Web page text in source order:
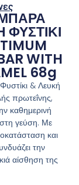
ΜΠΑΡΑ
WITH
68g
& Λευκή
πρωτεΐνης,
καθημερινή
γεύση. Με
και
την
αίσθηση της